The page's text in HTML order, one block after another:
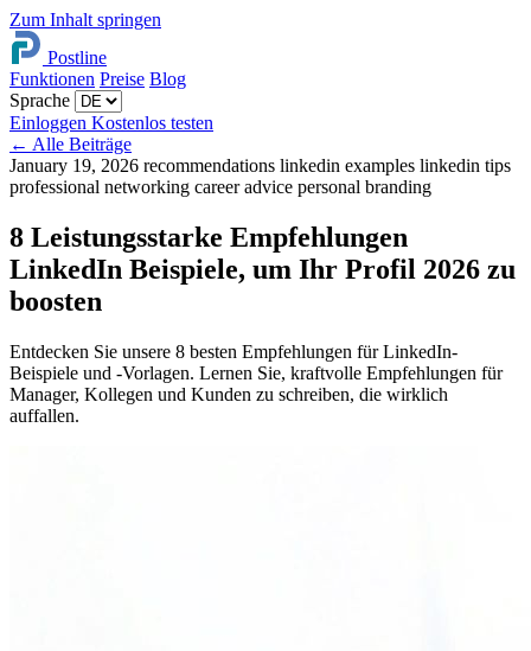
Zum Inhalt springen
Postline
Funktionen Preise Blog
Sprache
Einloggen Kostenlos testen
← Alle Beiträge
January 19, 2026 recommendations linkedin examples linkedin tips
professional networking career advice personal branding
8 Leistungsstarke Empfehlungen
LinkedIn Beispiele, um Ihr Profil 2026 zu
boosten
Entdecken Sie unsere 8 besten Empfehlungen für LinkedIn-
Beispiele und -Vorlagen. Lernen Sie, kraftvolle Empfehlungen für
Manager, Kollegen und Kunden zu schreiben, die wirklich
auffallen.